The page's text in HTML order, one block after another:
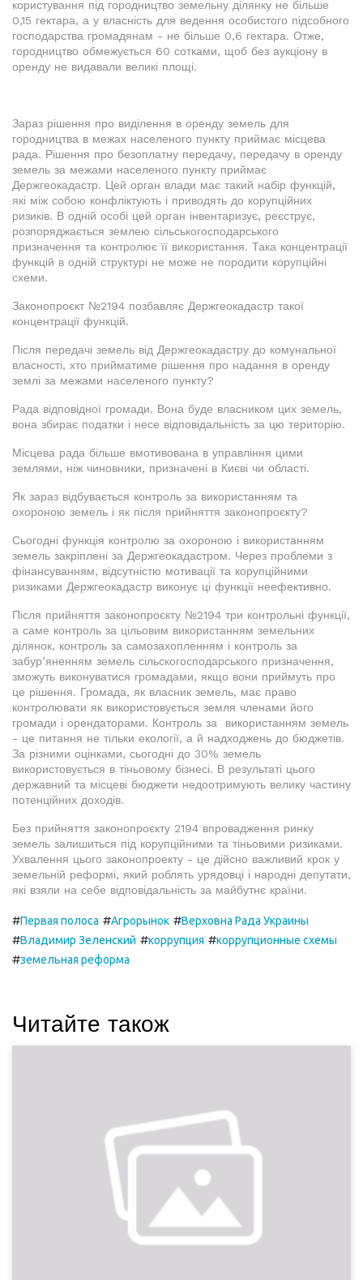
користування під городництво земельну ділянку не більше
0,15 гектара, а у власність для ведення особистого підсобного
господарства громадянам - не більше 0,6 гектара. Отже,
городництво обмежується 60 сотками, щоб без аукціону в
оренду не видавали великі площі.
Зараз рішення про виділення в оренду земель для
городництва в межах населеного пункту приймає місцева
рада. Рішення про безоплатну передачу, передачу в оренду
земель за межами населеного пункту приймає
Держгеокадастр. Цей орган влади має такий набір функцій,
які між собою конфліктують і приводять до корупційних
ризиків. В одній особі цей орган інвентаризує, реєструє,
розпоряджається землею сільськогосподарського
призначення та контролює її використання. Така концентрації
функцій в одній структурі не може не породити корупційні
схеми.
Законопроєкт №2194 позбавляє Держгеокадастр такої
концентрації функцій.
Після передачі земель від Держгеокадастру до комунальної
власності, хто прийматиме рішення про надання в оренду
землі за межами населеного пункту?
Рада відповідної громади. Вона буде власником цих земель,
вона збирає податки і несе відповідальність за цю територію.
Місцева рада більше вмотивована в управління цими
землями, ніж чиновники, призначені в Києві чи області.
Як зараз відбувається контроль за використанням та
охороною земель і як після прийняття законопроєкту?
Сьогодні функція контролю за охороною і використанням
земель закріплені за Держгеокадастром. Через проблеми з
фінансуванням, відсутністю мотивації та корупційними
ризиками Держгеокадастр виконує ці функції неефективно.
Після прийняття законопроєкту №2194 три контрольні функції,
а саме контроль за цільовим використанням земельних
ділянок, контроль за самозахопленням і контроль за
забур’яненням земель сільскогосподарського призначення,
зможуть виконуватися громадами, якщо вони приймуть про
це рішення. Громада, як власник земель, має право
контролювати як використовується земля членами його
громади і орендаторами. Контроль за використанням земель
- це питання не тільки екології, а й надходжень до бюджетів.
За різними оцінками, сьогодні до 30% земель
використовується в тіньовому бізнесі. В результаті цього
державний та місцеві бюджети недоотримують велику частину
потенційних доходів.
Без прийняття законопроєкту 2194 впровадження ринку
земель залишиться під корупційними та тіньовими ризиками.
Ухвалення цього законопроекту - це дійсно важливий крок у
земельній реформі, який роблять урядовці і народні депутати,
які взяли на себе відповідальність за майбутнє країни.
#Первая полоса #Агрорынок #Верховна Рада Украины
#Владимир Зеленский #коррупция #коррупционные схемы
#земельная реформа
Читайте також